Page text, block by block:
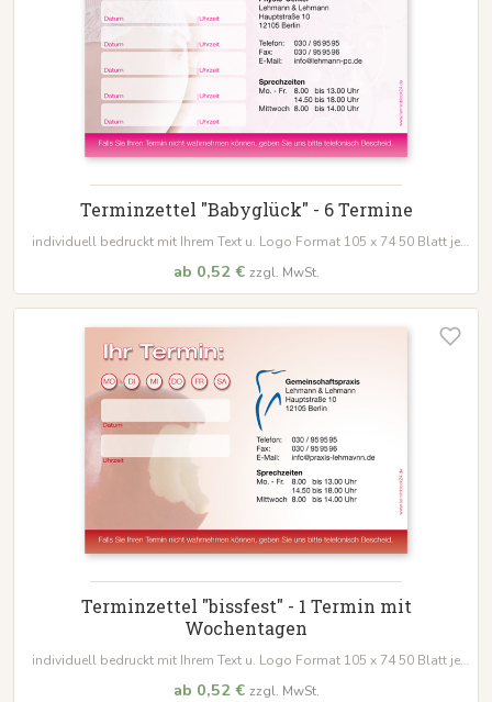
Terminzettel "Babyglück" - 6 Termine
individuell bedruckt mit Ihrem Text u. Logo Format 105 x 74 50 Blatt je
ab 0,52 € zzgl. MwSt.
Terminzettel "bissfest" - 1 Termin mit
Wochentagen
individuell bedruckt mit Ihrem Text u. Logo Format 105 x 74 50 Blatt je
ab 0,52 € zzgl. MwSt.